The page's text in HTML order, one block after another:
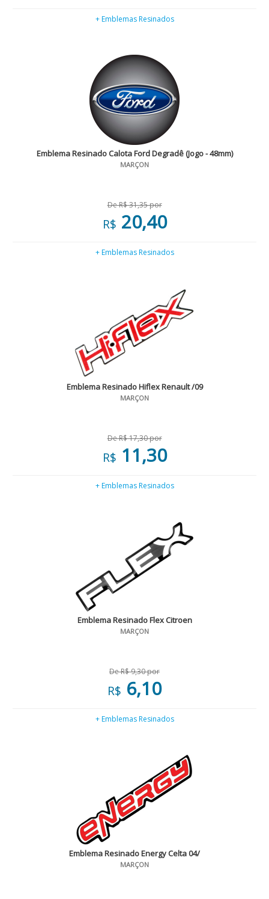
+ Emblemas Resinados
Emblema Resinado Calota Ford Degradê (Jogo - 48mm)
MARÇON
De R$ 31,35 por
R$ 20,40
+ Emblemas Resinados
Emblema Resinado Hiflex Renault /09
MARÇON
De R$ 17,30 por
R$ 11,30
+ Emblemas Resinados
Emblema Resinado Flex Citroen
MARÇON
De R$ 9,30 por
R$ 6,10
+ Emblemas Resinados
Emblema Resinado Energy Celta 04/
MARÇON